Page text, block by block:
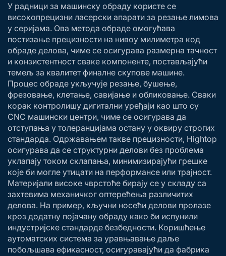
У радници за машинску обраду користе се
високопрецизни ласерски апарати за резање лимова
у серијама. Ова метода обраде омогућава
постизање прецизности на нивоу милиметра код
обраде делова, чиме се осигурава размерна тачност
и конзистентност сваке компоненте, постављајући
темељ за квалитет финалне скупове машине.
Процес обраде укључује резање, бушење,
фрезовање, клетање, савијање и обликовање. Сваки
корак контролишу дигитални уређаји као што су
CNC машински центри, чиме се осигурава да
отступања у толеранцијама остану у оквиру строгих
стандарда. Одржавањем такве прецизности, Hightop
осигурава да се структурни делови без проблема
уклапају током склапања, минимизирајући грешке
које би могле утицати на перформансе или трајност.
Материјали високе чврстоће бирају се у складу са
захтевима механичког оптерећења различитих
делова. На пример, кључни носећи делови пролазе
кроз додатну појачану обраду како би испунили
индустријске стандарде безбедности. Коришћење
аутоматских система за уравњавање даље
побољшава ефикасност, осигуравајући да фабрика